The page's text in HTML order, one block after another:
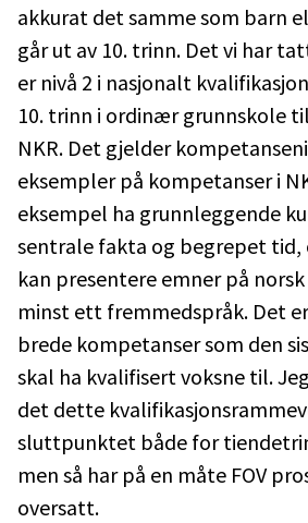
akkurat det samme som barn
går ut av 10. trinn. Det vi har
er nivå 2 i nasjonalt
10. trinn i ordinær grunnskole
NKR. Det gjelder
eksempler på kompetanser i
eksempel ha grunnleggende
sentrale fakta og begrepet tid,
kan presentere emner på
minst ett fremmedspråk. Det
brede kompetanser som den
skal ha kvalifisert voksne til.
det dette
sluttpunktet både for
men så har på en måte FOV
oversatt.